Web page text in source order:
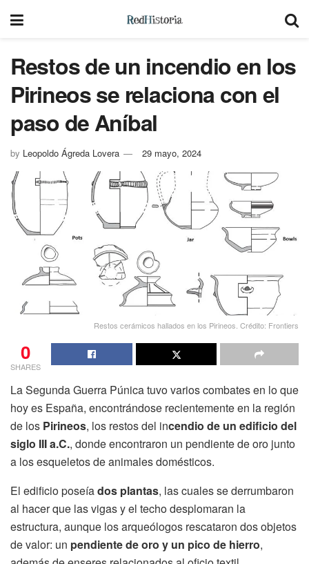
Restos de un incendio en los
Pirineos se relaciona con el
paso de Aníbal
by Leopoldo Ágreda Lovera 29 mayo, 2024
Restos cerámicos hallados en los Pirineos. Crédito: Frontiers
0
SHARES
La Segunda Guerra Púnica tuvo varios combates en lo que
hoy es España, encontrándose recientemente en la región
de los Pirineos, los restos del incendio de un edificio del
siglo III a.C., donde encontraron un pendiente de oro junto
a los esqueletos de animales domésticos.
El edificio poseíados plantas, las cuales se derrumbaron
al hacer que las vigas y el techo desplomaran la
estructura, aunque los arqueólogos rescataron dos objetos
de valor: un pendiente de oro y un pico de hierro,